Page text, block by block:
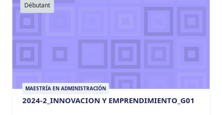
Débutant
MAESTRÍA EN ADMINISTRACIÓN
2024-2_INNOVACION Y EMPRENDIMIENTO_G01